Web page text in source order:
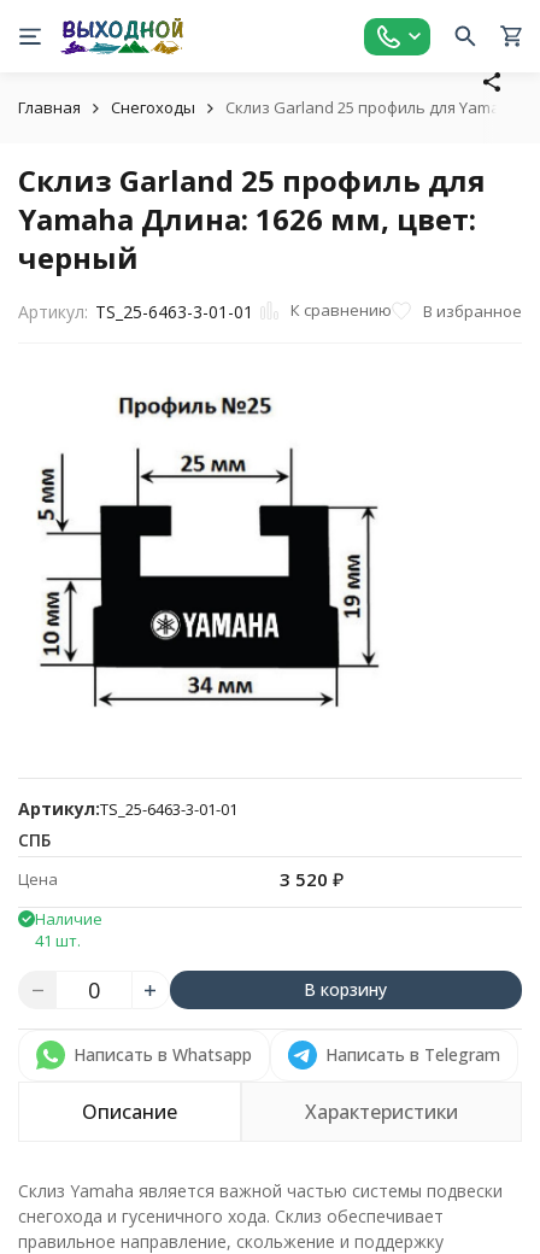
Главная Снегоходы Склиз Garland 25 профиль для Yamaha
Склиз Garland 25 профиль для
Yamaha Длина: 1626 мм, цвет:
черный
Артикул: TS_25-6463-3-01-01 К сравнению В избранное
Артикул:TS_25-6463-3-01-01
СПБ
Цена 3 520 ₽
Наличие
41 шт.
В корзину
Написать в Whatsapp Написать в Telegram
Описание Характеристики
Склиз Yamaha является важной частью системы подвески
снегохода и гусеничного хода. Склиз обеспечивает
правильное направление, скольжение и поддержку